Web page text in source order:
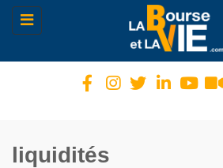
Toggle
navigation
liquidités